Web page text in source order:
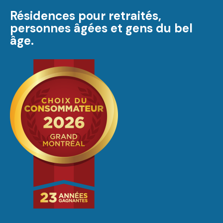
Résidences pour retraités,
personnes âgées et gens du bel
âge.